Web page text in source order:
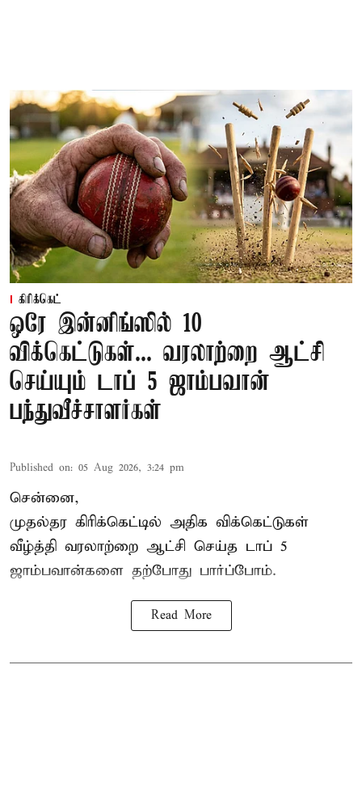
கிரிக்கெட்
ஒரே இன்னிங்ஸில் 10
விக்கெட்டுகள்... வரலாற்றை ஆட்சி
செய்யும் டாப் 5 ஜாம்பவான்
பந்துவீச்சாளர்கள்
Published on: 05 Aug 2026, 3:24 pm
சென்னை,
முதல்தர கிரிக்கெட்டில் அதிக விக்கெட்டுகள்
வீழ்த்தி வரலாற்றை ஆட்சி செய்த டாப் 5
ஜாம்பவான்களை தற்போது பார்ப்போம்.
Read More